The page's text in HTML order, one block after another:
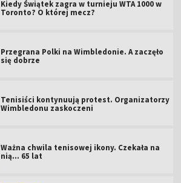
Kiedy Świątek zagra w turnieju WTA 1000 w
Toronto? O której mecz?
Przegrana Polki na Wimbledonie. A zaczęło
się dobrze
Tenisiści kontynuują protest. Organizatorzy
Wimbledonu zaskoczeni
Ważna chwila tenisowej ikony. Czekała na
nią... 65 lat